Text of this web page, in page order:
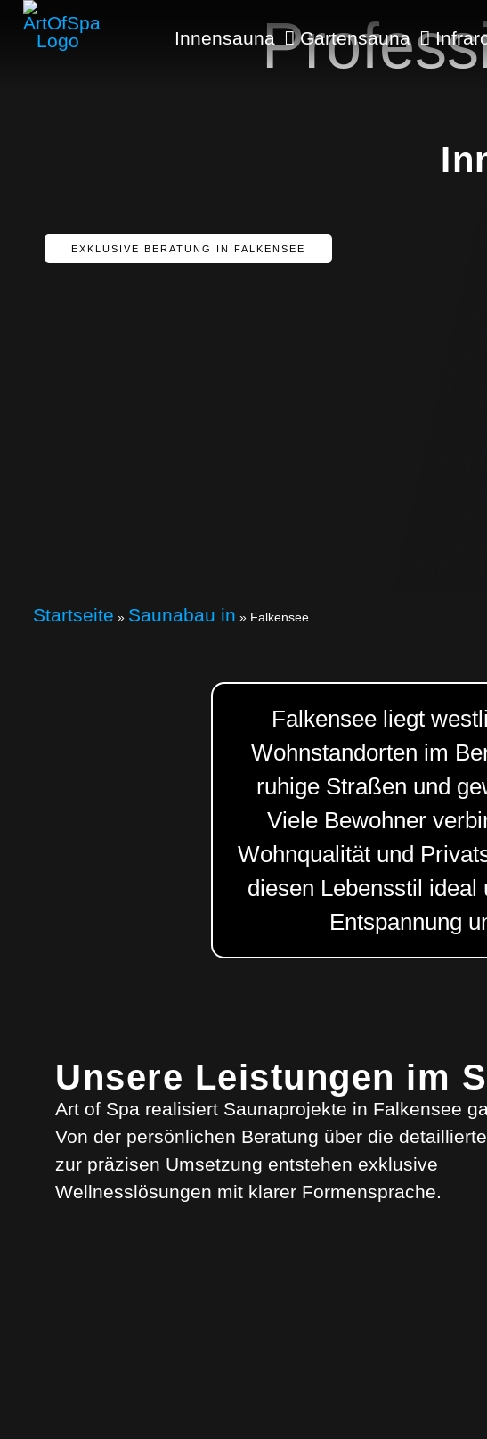
Innensauna Gartensauna
EXKLUSIVE BERATUNG IN FALKENSEE
Startseite » Saunabau in » Falkensee
Falkensee liegt
Wohnstandorten im
ruhige Straßen und
Viele Bewohner
Wohnqualität und
diesen Lebensstil
Entspannung
Unsere Leistungen im
Art of Spa realisiert Saunaprojekte in Falkensee
Von der persönlichen Beratung über die
zur präzisen Umsetzung entstehen exklusive
Wellnesslösungen mit klarer Formensprache.